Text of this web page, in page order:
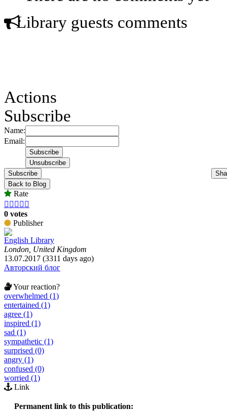
Library guests comments
Actions
Subscribe
Name:
Email:
Subscribe
Back to Blog
Rate
    
0 votes
Publisher
English Library
London, United Kingdom
13.07.2017 (3311 days ago)
Авторский блог
Your reaction?
overwhelmed (1)
entertained (1)
agree (1)
inspired (1)
sad (1)
sympathetic (1)
surprised (0)
angry (1)
confused (0)
worried (1)
Link
Permanent link to this publication: